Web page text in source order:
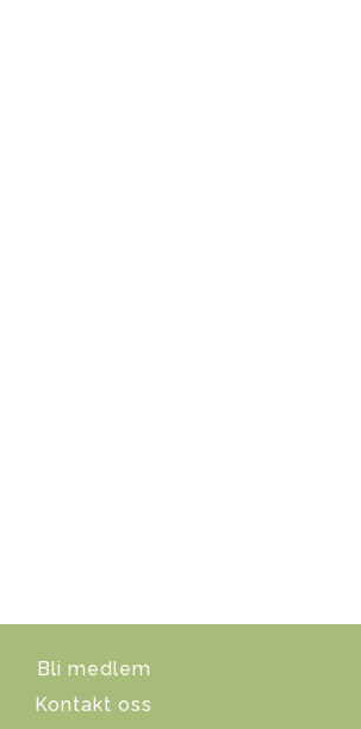
Bli medlem
Kontakt oss